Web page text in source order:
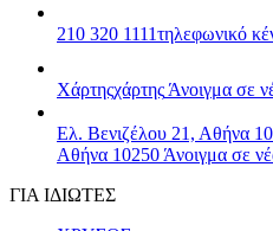
210 320 1111τηλεφωνικό
Χάρτηςχάρτης Άνοιγμα σε
Ελ. Βενιζέλου 21, Αθήνα
Αθήνα 10250 Άνοιγμα σε
ΓΙΑ ΙΔΙΩΤΕΣ